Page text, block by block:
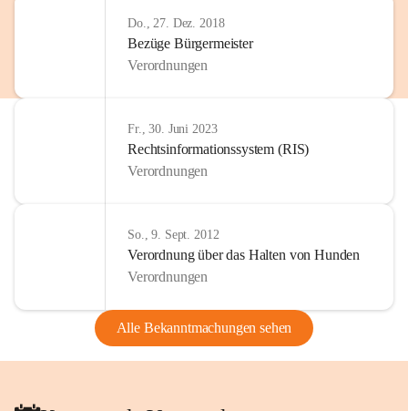
Do., 27. Dez. 2018
Bezüge Bürgermeister
Verordnungen
Fr., 30. Juni 2023
Rechtsinformationssystem (RIS)
Verordnungen
So., 9. Sept. 2012
Verordnung über das Halten von Hunden
Verordnungen
Alle Bekanntmachungen sehen